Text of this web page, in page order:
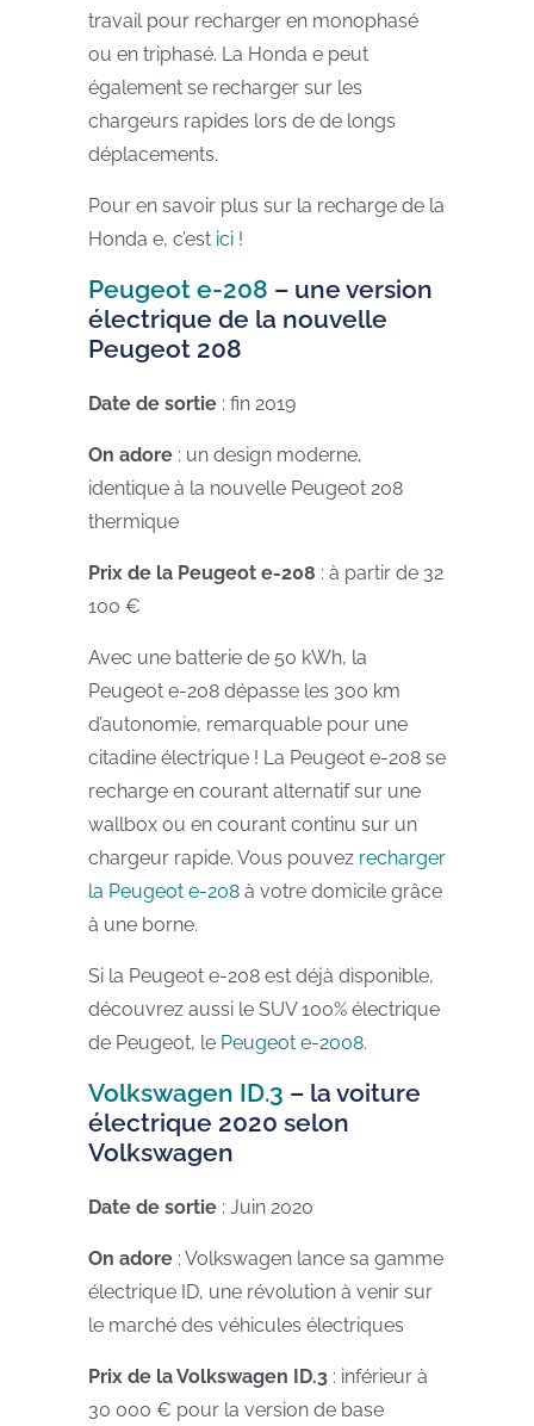
travail pour recharger en monophasé
ou en triphasé. La Honda e peut
également se recharger sur les
chargeurs rapides lors de de longs
déplacements.
Pour en savoir plus sur la recharge de la
Honda e, c’est ici !
Peugeot e-208 – une version
électrique de la nouvelle
Peugeot 208
Date de sortie : fin 2019
On adore : un design moderne,
identique à la nouvelle Peugeot 208
thermique
Prix de la Peugeot e-208 : à partir de 32
100 €
Avec une batterie de 50 kWh, la
Peugeot e-208 dépasse les 300 km
d’autonomie, remarquable pour une
citadine électrique ! La Peugeot e-208 se
recharge en courant alternatif sur une
wallbox ou en courant continu sur un
chargeur rapide. Vous pouvez recharger
la Peugeot e-208 à votre domicile grâce
à une borne.
Si la Peugeot e-208 est déjà disponible,
découvrez aussi le SUV 100% électrique
de Peugeot, le Peugeot e-2008.
Volkswagen ID.3 – la voiture
électrique 2020 selon
Volkswagen
Date de sortie : Juin 2020
On adore : Volkswagen lance sa gamme
électrique ID, une révolution à venir sur
le marché des véhicules électriques
Prix de la Volkswagen ID.3 : inférieur à
30 000 € pour la version de base